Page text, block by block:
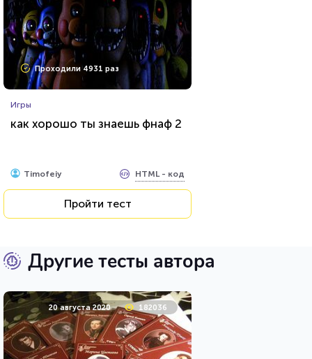
Проходили 4931 раз
Игры
как хорошо ты знаешь фнаф 2
Timofeiy HTML - код
Пройти тест
Другие тесты автора
20 августа 2020 182036